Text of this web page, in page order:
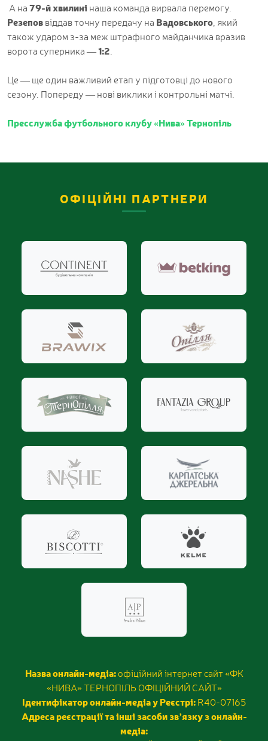
А на79-й хвилині наша команда вирвала перемогу.
Резеповвіддав точну передачу на Вадовського , який
також ударом з-за меж штрафного майданчика вразив
ворота суперника —1:2
Це — ще один важливий етап у підготовці до нового
сезону. Попереду — нові виклики і контрольні матчі.
Пресслужба футбольного клубу «Нива» Тернопіль
ОФІЦІЙНІ ПАРТНЕРИ
Назва онлайн-медіа:офіційний інтернет сайт «ФК
«НИВА» ТЕРНОПІЛЬ ОФІЦІЙНИЙ САЙТ»
Ідентифікатор онлайн-медіа у Реєстрі:R40-07165
Адреса реєстрації та інші засоби звʼязку з онлайн-
медіа: